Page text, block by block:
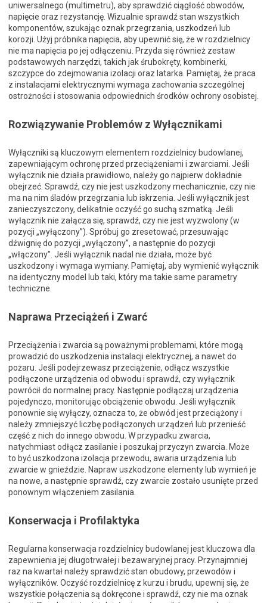
uniwersalnego (multimetru), aby sprawdzić ciągłość obwodów,
napięcie oraz rezystancję. Wizualnie sprawdź stan wszystkich
komponentów, szukając oznak przegrzania, uszkodzeń lub
korozji. Użyj próbnika napięcia, aby upewnić się, że w rozdzielnicy
nie ma napięcia po jej odłączeniu. Przyda się również zestaw
podstawowych narzędzi, takich jak śrubokręty, kombinerki,
szczypce do zdejmowania izolacji oraz latarka. Pamiętaj, że praca
z instalacjami elektrycznymi wymaga zachowania szczególnej
ostrożności i stosowania odpowiednich środków ochrony osobistej.
Rozwiązywanie Problemów z Wyłącznikami
Wyłączniki są kluczowym elementem rozdzielnicy budowlanej,
zapewniającym ochronę przed przeciążeniami i zwarciami. Jeśli
wyłącznik nie działa prawidłowo, należy go najpierw dokładnie
obejrzeć. Sprawdź, czy nie jest uszkodzony mechanicznie, czy nie
ma na nim śladów przegrzania lub iskrzenia. Jeśli wyłącznik jest
zanieczyszczony, delikatnie oczyść go suchą szmatką. Jeśli
wyłącznik nie załącza się, sprawdź, czy nie jest wyzwolony (w
pozycji „wyłączony”). Spróbuj go zresetować, przesuwając
dźwignię do pozycji „wyłączony”, a następnie do pozycji
„włączony”. Jeśli wyłącznik nadal nie działa, może być
uszkodzony i wymaga wymiany. Pamiętaj, aby wymienić wyłącznik
na identyczny model lub taki, który ma takie same parametry
techniczne.
Naprawa Przeciążeń i Zwarć
Przeciążenia i zwarcia są poważnymi problemami, które mogą
prowadzić do uszkodzenia instalacji elektrycznej, a nawet do
pożaru. Jeśli podejrzewasz przeciążenie, odłącz wszystkie
podłączone urządzenia od obwodu i sprawdź, czy wyłącznik
powrócił do normalnej pracy. Następnie podłączaj urządzenia
pojedynczo, monitorując obciążenie obwodu. Jeśli wyłącznik
ponownie się wyłączy, oznacza to, że obwód jest przeciążony i
należy zmniejszyć liczbę podłączonych urządzeń lub przenieść
część z nich do innego obwodu. W przypadku zwarcia,
natychmiast odłącz zasilanie i poszukaj przyczyn zwarcia. Może
to być uszkodzona izolacja przewodu, awaria urządzenia lub
zwarcie w gnieździe. Napraw uszkodzone elementy lub wymień je
na nowe, a następnie sprawdź, czy zwarcie zostało usunięte przed
ponownym włączeniem zasilania.
Konserwacja i Profilaktyka
Regularna konserwacja rozdzielnicy budowlanej jest kluczowa dla
zapewnienia jej długotrwałej i bezawaryjnej pracy. Przynajmniej
raz na kwartał należy sprawdzić stan obudowy, przewodów i
wyłączników. Oczyść rozdzielnicę z kurzu i brudu, upewnij się, że
wszystkie połączenia są dokręcone i sprawdź, czy nie ma oznak